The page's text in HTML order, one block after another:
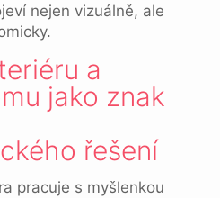
nejen vizuálně, ale
a
jako znak
řešení
pracuje s myšlenkou